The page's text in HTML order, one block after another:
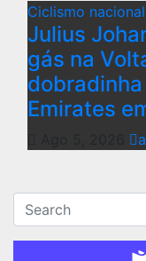
Ciclismo nacional
Julius
gás na
dobradinha
Emirates